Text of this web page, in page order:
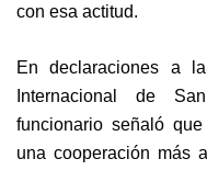
con esa actitud.
En declaraciones a
Internacional de
funcionario señaló
una cooperación más